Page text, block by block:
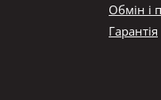
Обмін і
Гарантія